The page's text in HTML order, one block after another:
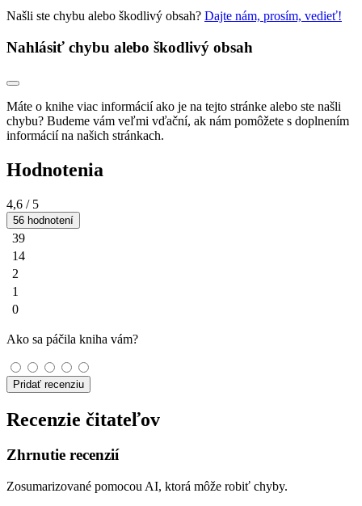
Našli ste chybu alebo škodlivý obsah? Dajte nám, prosím, vedieť!
Nahlásiť chybu alebo škodlivý obsah
Máte o knihe viac informácií ako je na tejto stránke alebo ste našli
chybu? Budeme vám veľmi vďační, ak nám pomôžete s doplnením
informácií na našich stránkach.
Hodnotenia
4,6 / 5
56 hodnotení
39
14
2
1
0
Ako sa páčila kniha vám?
Pridať recenziu
Recenzie čitateľov
Zhrnutie recenzií
Zosumarizované pomocou AI, ktorá môže robiť chyby.